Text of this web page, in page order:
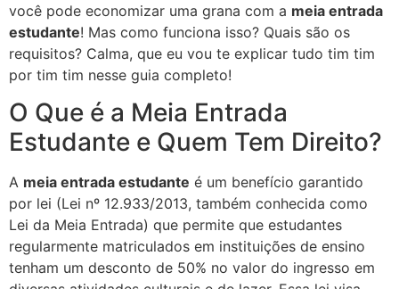
você pode economizar uma grana com a meia entrada
estudante! Mas como funciona isso? Quais são os
requisitos? Calma, que eu vou te explicar tudo tim tim
por tim tim nesse guia completo!
O Que é a Meia Entrada
Estudante e Quem Tem Direito?
A meia entrada estudante é um benefício garantido
por lei (Lei nº 12.933/2013, também conhecida como
Lei da Meia Entrada) que permite que estudantes
regularmente matriculados em instituições de ensino
tenham um desconto de 50% no valor do ingresso em